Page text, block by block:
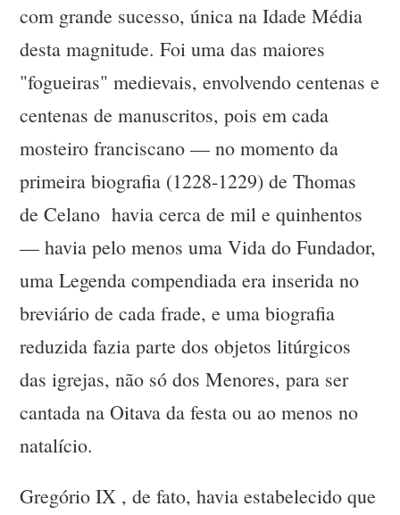
com grande sucesso, única na Idade Média
desta magnitude. Foi uma das maiores
"fogueiras" medievais, envolvendo centenas e
centenas de manuscritos, pois em cada
mosteiro franciscano — no momento da
primeira biografia (1228-1229) de Thomas
de Celano havia cerca de mil e quinhentos
— havia pelo menos uma Vida do Fundador,
uma Legenda compendiada era inserida no
breviário de cada frade, e uma biografia
reduzida fazia parte dos objetos litúrgicos
das igrejas, não só dos Menores, para ser
cantada na Oitava da festa ou ao menos no
natalício.
Gregório IX , de fato, havia estabelecido que